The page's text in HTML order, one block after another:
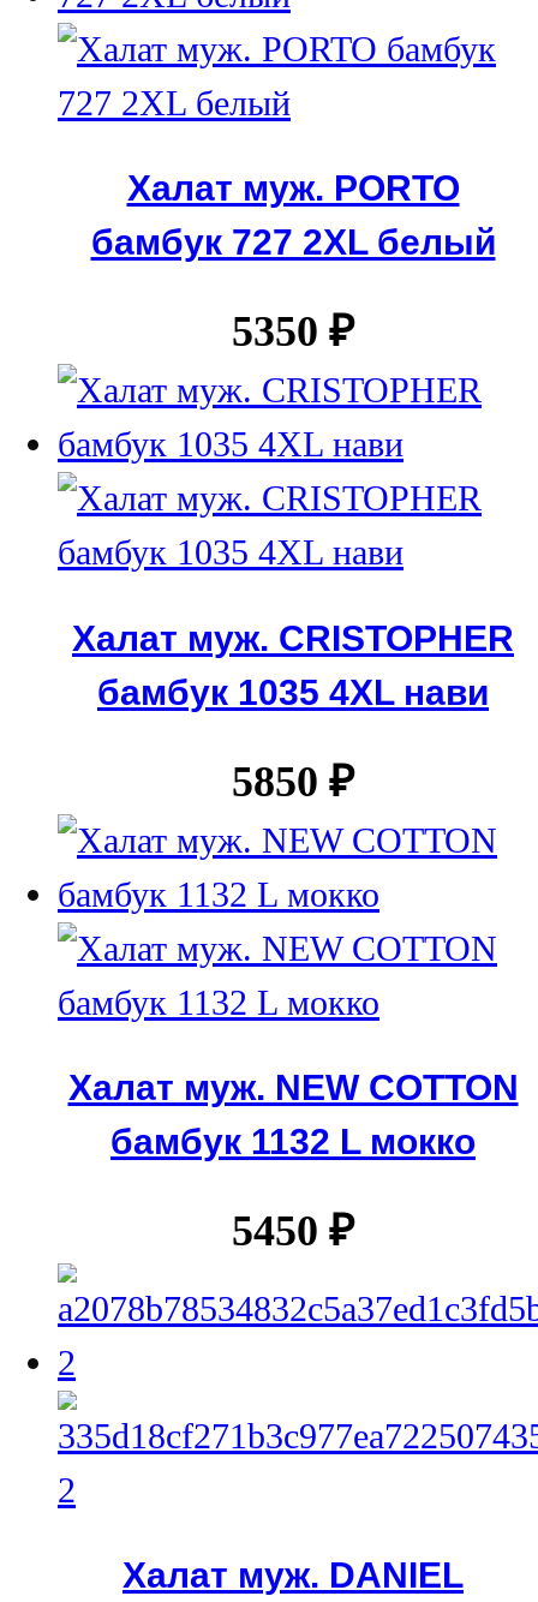
Халат муж. PORTO
бамбук 727 2XL белый
5350 ₽
Халат муж. CRISTOPHER
бамбук 1035 4XL нави
5850 ₽
Халат муж. NEW COTTON
бамбук 1132 L мокко
5450 ₽
Халат муж. DANIEL